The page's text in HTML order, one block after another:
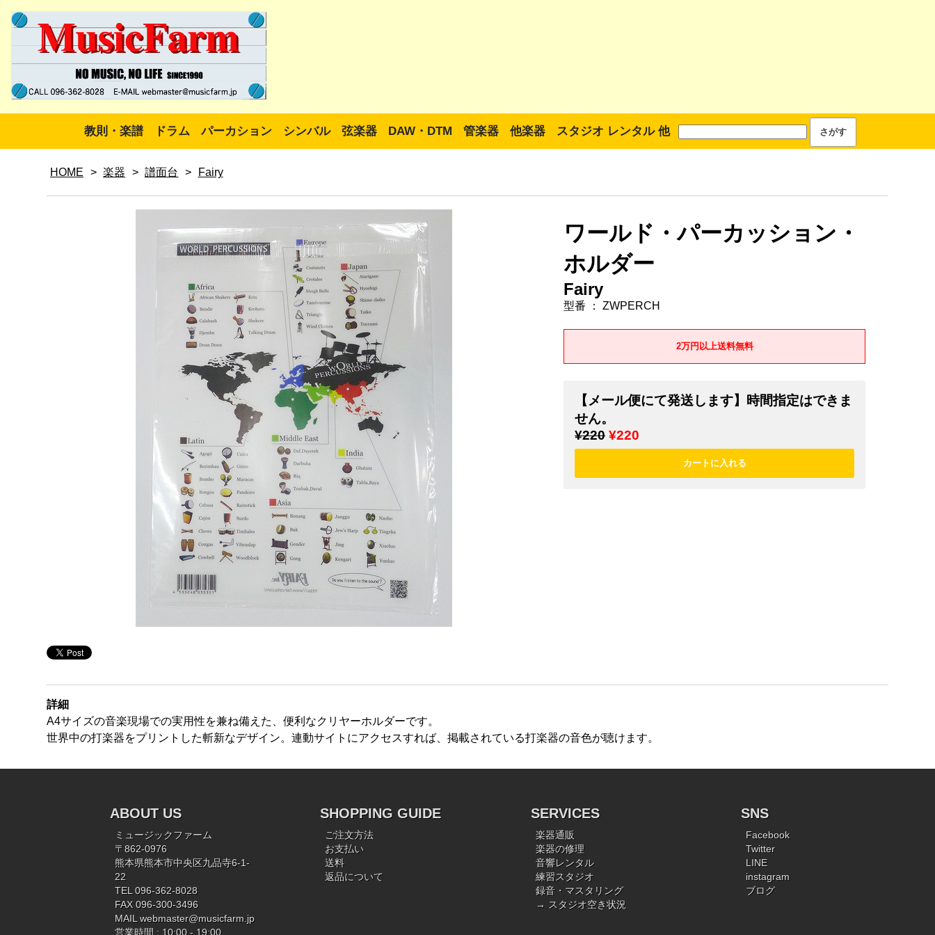
教則・楽譜 ドラム パーカション シンバル 弦楽器 DAW・DTM 管楽器 他楽器 スタジオ レンタル 他
HOME > 楽器 > 譜面台 > Fairy
ワールド・パーカッション・
ホルダー
Fairy
型番 ： ZWPERCH
2万円以上送料無料
【メール便にて発送します】時間指定はできま
せん。
¥220 ¥220
詳細
A4サイズの音楽現場での実用性を兼ね備えた、便利なクリヤーホルダーです。
世界中の打楽器をプリントした斬新なデザイン。連動サイトにアクセスすれば、掲載されている打楽器の音色が聴けます。
ABOUT US
ミュージックファーム
〒862-0976
熊本県熊本市中央区九品寺6-1-
22
TEL 096-362-8028
FAX 096-300-3496
MAIL webmaster@musicfarm.jp
営業時間 : 10:00 - 19:00
SHOPPING GUIDE
ご注文方法
お支払い
送料
返品について
SERVICES
楽器通販
楽器の修理
音響レンタル
練習スタジオ
録音・マスタリング
→ スタジオ空き状況
SNS
Facebook
Twitter
LINE
instagram
ブログ